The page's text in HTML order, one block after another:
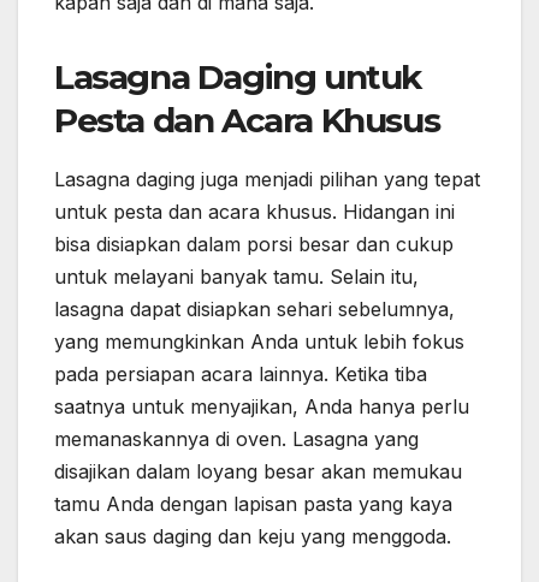
Lasagna Daging untuk
Pesta dan Acara Khusus
Lasagna daging juga menjadi pilihan yang tepat
untuk pesta dan acara khusus. Hidangan ini
bisa disiapkan dalam porsi besar dan cukup
untuk melayani banyak tamu. Selain itu,
lasagna dapat disiapkan sehari sebelumnya,
yang memungkinkan Anda untuk lebih fokus
pada persiapan acara lainnya. Ketika tiba
saatnya untuk menyajikan, Anda hanya perlu
memanaskannya di oven. Lasagna yang
disajikan dalam loyang besar akan memukau
tamu Anda dengan lapisan pasta yang kaya
akan saus daging dan keju yang menggoda.